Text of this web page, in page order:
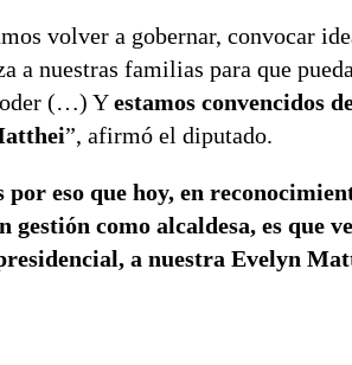
volver a gobernar, convocar
a nuestras familias para que
(…) Yestamos convencidos
”, afirmó el diputado.
por eso que hoy, en
como alcaldesa, es que
a nuestra Evelyn